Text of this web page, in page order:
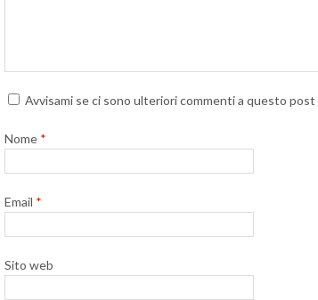
Avvisami se ci sono ulteriori commenti a questo post
Nome *
Email *
Sito web